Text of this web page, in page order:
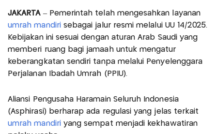
JAKARTA– Pemerintah telah mengesahkan layanan
umrah mandiri sebagai jalur resmi melalui UU 14/2025.
Kebijakan ini sesuai dengan aturan Arab Saudi yang
memberi ruang bagi jamaah untuk mengatur
keberangkatan sendiri tanpa melalui Penyelenggara
Perjalanan Ibadah Umrah (PPIU).
Aliansi Pengusaha Haramain Seluruh Indonesia
(Asphirasi) berharap ada regulasi yang jelas terkait
umrah mandiriyang sempat menjadi kekhawatiran